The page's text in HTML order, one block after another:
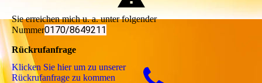
Sie erreichen mich u. a. unter folgender
Nummer0170/8649211
Rückrufanfrage
Klicken Sie hier um zu unserer
Rückrufanfrage zu kommen